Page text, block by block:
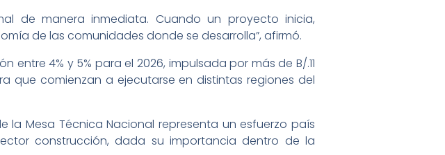
de manera inmediata. Cuando un proyecto inicia,
de las comunidades donde se desarrolla”, afirmó.
4% y 5% para el 2026, impulsada por más de B/.11
que comienzan a ejecutarse en distintas regiones del
la Mesa Técnica Nacional representa un esfuerzo país
construcción, dada su importancia dentro de la